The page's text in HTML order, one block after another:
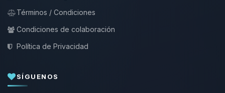
Términos / Condiciones
Condiciones de colaboración
Política de Privacidad
SÍGUENOS